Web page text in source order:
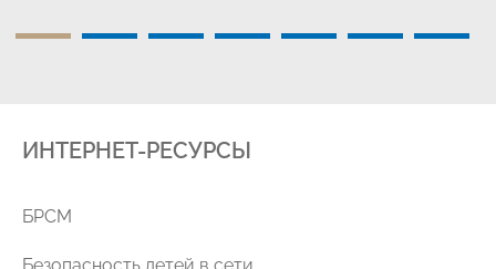
ИНТЕРНЕТ-РЕСУРСЫ
БРСМ